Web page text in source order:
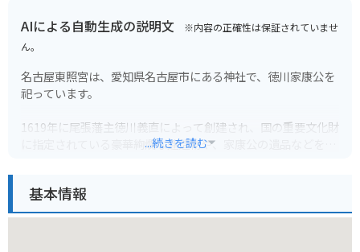
AIによる自動生成の説明文 ※内容の正確性は保証されていませ
ん。
名古屋東照宮は、愛知県名古屋市にある神社で、徳川家康公を
祀っています。
1619年に尾張藩主徳川義直によって創建され、国の重要文化財
に指定されている豪華絢爛な建造物や、家康公の遺品などを見
境内には、名古屋市の木である「かしの木」が立ち並び、緑豊
かな景観も魅力です。
...続きを読む
基本情報